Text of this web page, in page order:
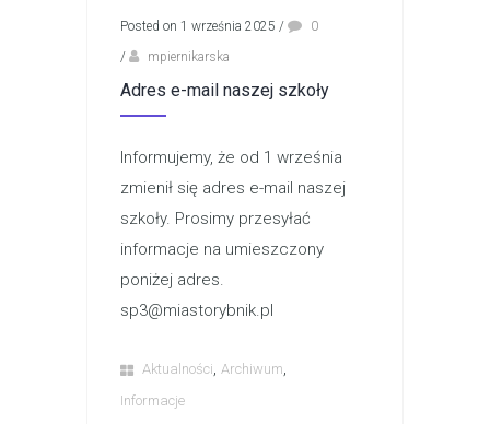
Posted on 1 września 2025 /
0
/
mpiernikarska
Adres e-mail naszej szkoły
Informujemy, że od 1 września
zmienił się adres e-mail naszej
szkoły. Prosimy przesyłać
informacje na umieszczony
poniżej adres.
sp3@miastorybnik.pl
Aktualności Archiwum
Informacje